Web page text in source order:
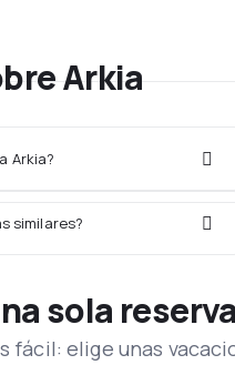
Arkia
Arkia?
similares?
sola
fácil: elige unas